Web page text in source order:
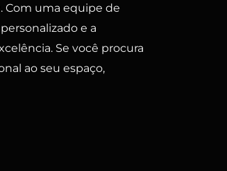
Com uma equipe de
e a
Se você procura
ao seu espaço,